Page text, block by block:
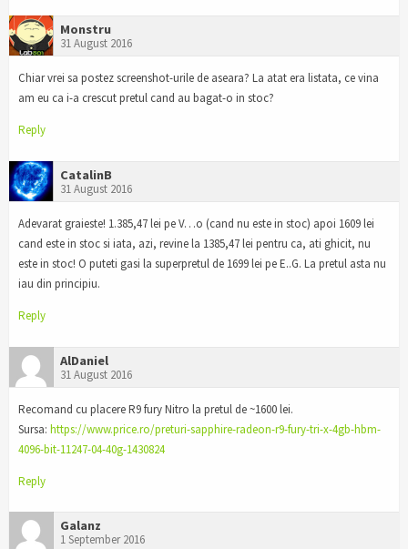
Monstru
31 August 2016
Chiar vrei sa postez screenshot-urile de aseara? La atat era listata, ce vina
am eu ca i-a crescut pretul cand au bagat-o in stoc?
Reply
CatalinB
31 August 2016
Adevarat graieste! 1.385,47 lei pe V…o (cand nu este in stoc) apoi 1609 lei
cand este in stoc si iata, azi, revine la 1385,47 lei pentru ca, ati ghicit, nu
este in stoc! O puteti gasi la superpretul de 1699 lei pe E..G. La pretul asta nu
iau din principiu.
Reply
AlDaniel
31 August 2016
Recomand cu placere R9 fury Nitro la pretul de ~1600 lei.
Sursa: https://www.price.ro/preturi-sapphire-radeon-r9-fury-tri-x-4gb-hbm-
4096-bit-11247-04-40g-1430824
Reply
Galanz
1 September 2016